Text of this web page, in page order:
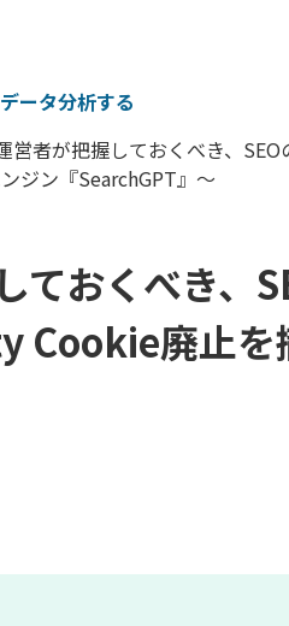
データ分析する
営者が把握しておくべき、
ジン『SearchGPT』～
おくべき、
Cookie廃止